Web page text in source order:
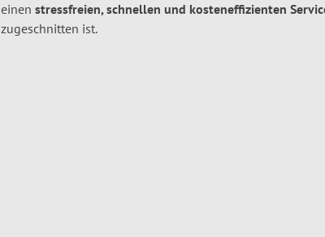
einen stressfreien, schnellen und kosteneffizienten
zugeschnitten ist.